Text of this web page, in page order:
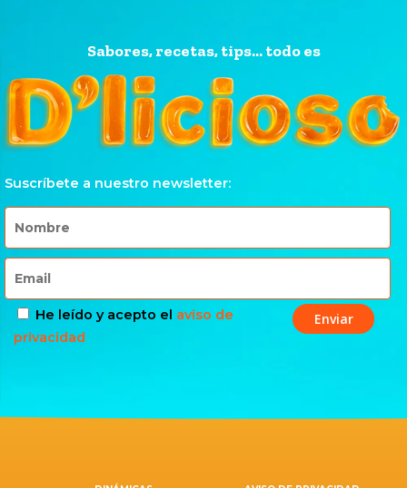
Sabores, recetas, tips... todo es
Suscríbete a nuestro newsletter:
He leído y acepto el aviso de
privacidad